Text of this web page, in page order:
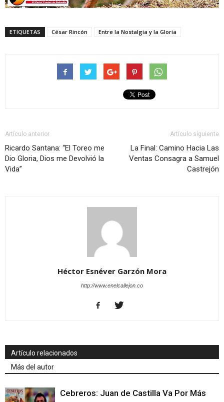
ETIQUETAS César Rincón Entre la Nostalgia y la Gloria
Artículo anterior
Ricardo Santana: “El Toreo me
Dio Gloria, Dios me Devolvió la
Vida”
Artículo siguiente
La Final: Camino Hacia Las
Ventas Consagra a Samuel
Castrejón
Héctor Esnéver Garzón Mora
http://www.enelcallejon.co
Artículo relacionados
Más del autor
Cebreros: Juan de Castilla Va Por Más